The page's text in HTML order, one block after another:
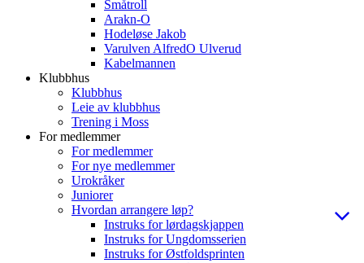
Småtroll
Arakn-O
Hodeløse Jakob
Varulven AlfredO Ulverud
Kabelmannen
Klubbhus
Klubbhus
Leie av klubbhus
Trening i Moss
For medlemmer
For medlemmer
For nye medlemmer
Urokråker
Juniorer
Hvordan arrangere løp?
Instruks for lørdagskjappen
Instruks for Ungdomsserien
Instruks for Østfoldsprinten